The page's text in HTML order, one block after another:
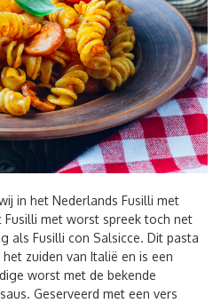
in het Nederlands Fusilli met
met worst spreek toch net
als Fusilli con Salsicce. Dit pasta
zuiden van Italië en is een
worst met de bekende
Geserveerd met een vers